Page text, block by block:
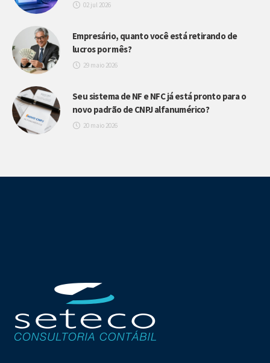
02 jul 2026
Empresário, quanto você está retirando de
lucros por mês?
29 maio 2026
Seu sistema de NF e NFC já está pronto para o
novo padrão de CNPJ alfanumérico?
20 maio 2026